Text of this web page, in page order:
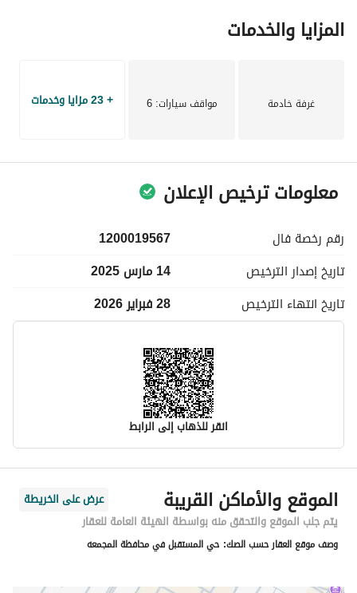
المزايا والخدمات
غرفة خادمة مواقف سيارات: 6 + 23 مزايا وخدمات
معلومات ترخيص الإعلان
رقم رخصة فال
1200019567
تاريخ إصدار الترخيص
14 مارس 2025
تاريخ انتهاء الترخيص 28 فبراير 2026
انقر للذهاب إلى الرابط
معلومات مسؤول الإعلان
اسم المسؤول
-
رقم المسؤول
-
الموقع والأماكن القريبة
عرض على الخريطة
يتم جلب الموقع والتحقق منه بواسطة الهيئة العامة للعقار
وصف موقع العقار حسب الصك: حي المستقبل في محافظة المجمعه